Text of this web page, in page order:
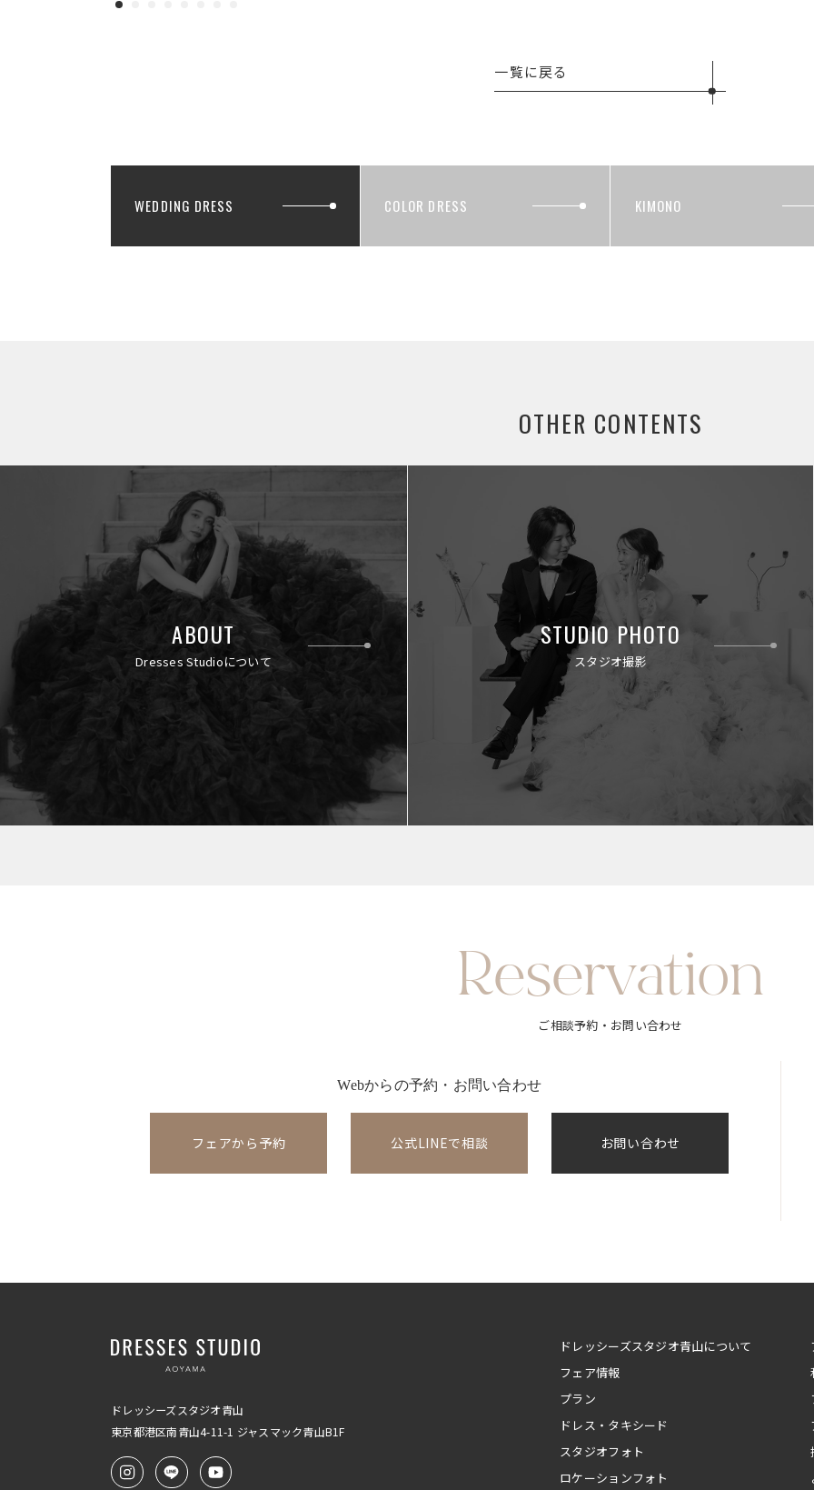
一覧に戻る
WEDDING DRESS COLOR DRESS KIMONO
OTHER CONTENTS
ABOUT
Dresses Studioについて
STUDIO PHOTO
スタジオ撮影
Reservation
ご相談予約・お問い合わせ
Webからの予約・お問い合わせ
フェアから予約 公式LINEで相談 お問い合わせ
ドレッシーズスタジオ青山
東京都港区南青山4-11-1 ジャスマック青山B1F
ドレッシーズスタジオ青山について
フェア情報
プラン
ドレス・タキシード
スタジオフォト
ロケーションフォト